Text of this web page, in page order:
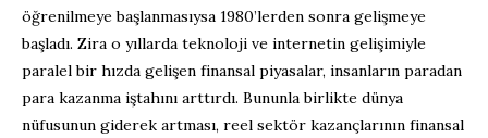
öğrenilmeye başlanmasıysa 1980’lerden sonra gelişmeye
başladı. Zira o yıllarda teknoloji ve internetin gelişimiyle
paralel bir hızda gelişen finansal piyasalar, insanların paradan
para kazanma iştahını arttırdı. Bununla birlikte dünya
nüfusunun giderek artması, reel sektör kazançlarının finansal